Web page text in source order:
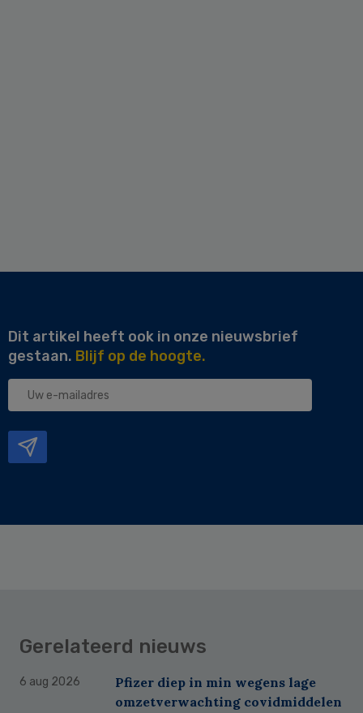
Dit artikel heeft ook in onze nieuwsbrief
gestaan. Blijf op de hoogte.
Uw
Gerelateerd nieuws
6 aug 2026
Pfizer diep in min wegens lage
omzetverwachting covidmiddelen